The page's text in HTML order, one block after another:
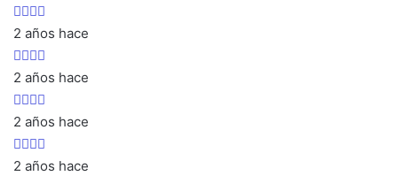
2 años hace
2 años hace
2 años hace
2 años hace